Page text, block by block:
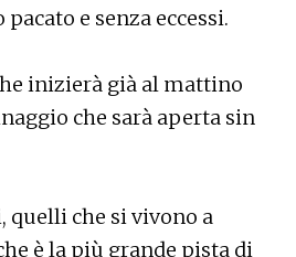
e senza eccessi.
inizierà già al mattino
che sarà aperta sin
quelli che si vivono a
è la più grande pista di